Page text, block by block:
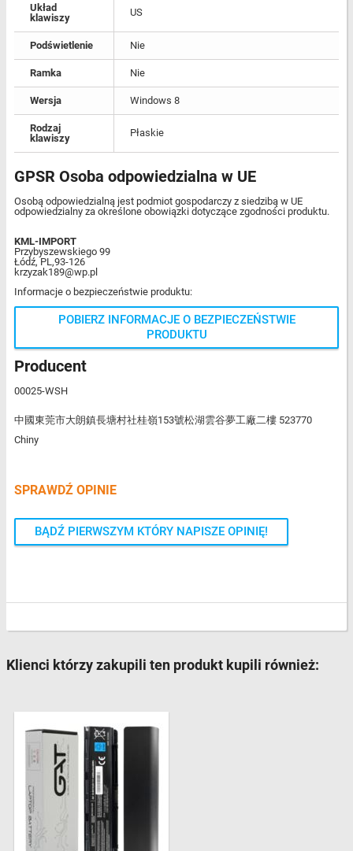
Układ
klawiszy
US
Podświetlenie Nie
Ramka Nie
Wersja Windows 8
Rodzaj
klawiszy
Płaskie
GPSR Osoba odpowiedzialna w UE
Osobą odpowiedzialną jest podmiot gospodarczy z siedzibą w UE
odpowiedzialny za określone obowiązki dotyczące zgodności produktu.
KML-IMPORT
Przybyszewskiego 99
Łódź, PL,93-126
krzyzak189@wp.pl
Informacje o bezpieczeństwie produktu:
POBIERZ INFORMACJE O BEZPIECZEŃSTWIE
PRODUKTU
Producent
00025-WSH
中國東莞市大朗鎮長塘村社桂嶺153號松湖雲谷夢工廠二樓 523770
Chiny
SPRAWDŹ OPINIE
BĄDŹ PIERWSZYM KTÓRY NAPISZE OPINIĘ!
Klienci którzy zakupili ten produkt kupili również: